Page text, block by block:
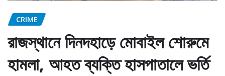
CRIME
রাজস্থানে দিনদহাড়ে মোবাইল শোরুমে
হামলা, আহত ব্যক্তি হাসপাতালে ভর্তি